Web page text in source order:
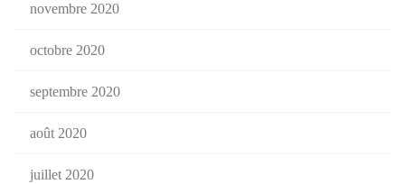
novembre 2020
octobre 2020
septembre 2020
août 2020
juillet 2020